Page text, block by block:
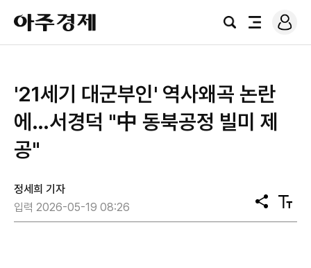
아
주
경
검
전
로
그
'21세기 대군부인' 역사왜곡 논란
에…서경덕 "中 동북공정 빌미 제
공"
정세희 기자
입력 2026-05-19 08:26
공
유
텍
스